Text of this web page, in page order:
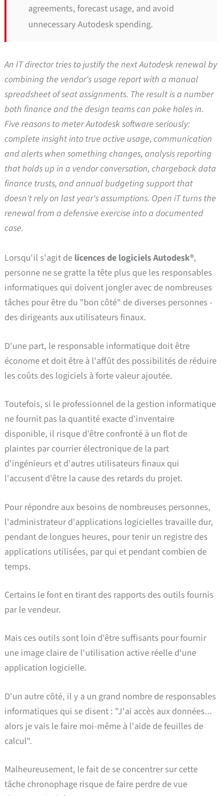
agreements, forecast usage, and avoid
unnecessary Autodesk spending.
An IT director tries to justify the next Autodesk renewal by
combining the vendor's usage report with a manual
spreadsheet of seat assignments. The result is a number
both finance and the design teams can poke holes in.
Five reasons to meter Autodesk software seriously:
complete insight into true active usage, communication
and alerts when something changes, analysis reporting
that holds up in a vendor conversation, chargeback data
finance trusts, and annual budgeting support that
doesn't rely on last year's assumptions. Open iT turns the
renewal from a defensive exercise into a documented
case.
Lorsqu'il s'agit delicences de logiciels Autodesk®,
personne ne se gratte la tête plus que les responsables
informatiques qui doivent jongler avec de nombreuses
tâches pour être du "bon côté" de diverses personnes -
des dirigeants aux utilisateurs finaux.
D'une part, le responsable informatique doit être
économe et doit être à l'affût des possibilités de réduire
les coûts des logiciels à forte valeur ajoutée.
Toutefois, si le professionnel de la gestion informatique
ne fournit pas la quantité exacte d'inventaire
disponible, il risque d'être confronté à un flot de
plaintes par courrier électronique de la part
d'ingénieurs et d'autres utilisateurs finaux qui
l'accusent d'être la cause des retards du projet.
Pour répondre aux besoins de nombreuses personnes,
l'administrateur d'applications logicielles travaille dur,
pendant de longues heures, pour tenir un registre des
applications utilisées, par qui et pendant combien de
temps.
Certains le font en tirant des rapports des outils fournis
par le vendeur.
Mais ces outils sont loin d'être suffisants pour fournir
une image claire de l'utilisation active réelle d'une
application logicielle.
D'un autre côté, il y a un grand nombre de responsables
informatiques qui se disent : "J'ai accès aux données...
alors je vais le faire moi-même à l'aide de feuilles de
calcul".
Malheureusement, le fait de se concentrer sur cette
tâche chronophage risque de faire perdre de vue